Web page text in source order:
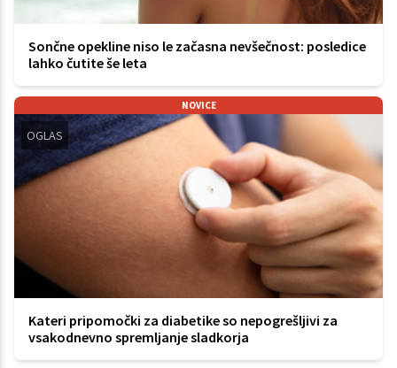
Sončne opekline niso le začasna nevšečnost: posledice
lahko čutite še leta
NOVICE
OGLAS
Kateri pripomočki za diabetike so nepogrešljivi za
vsakodnevno spremljanje sladkorja